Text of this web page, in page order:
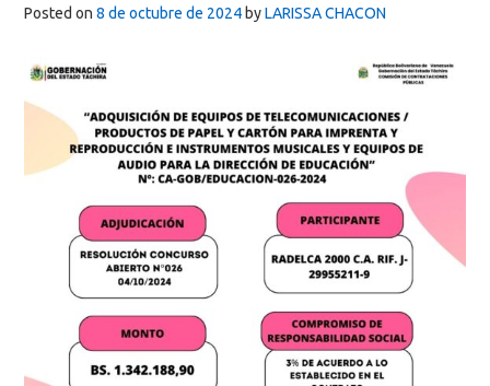
Posted on 8 de octubre de 2024 byLARISSA CHACON